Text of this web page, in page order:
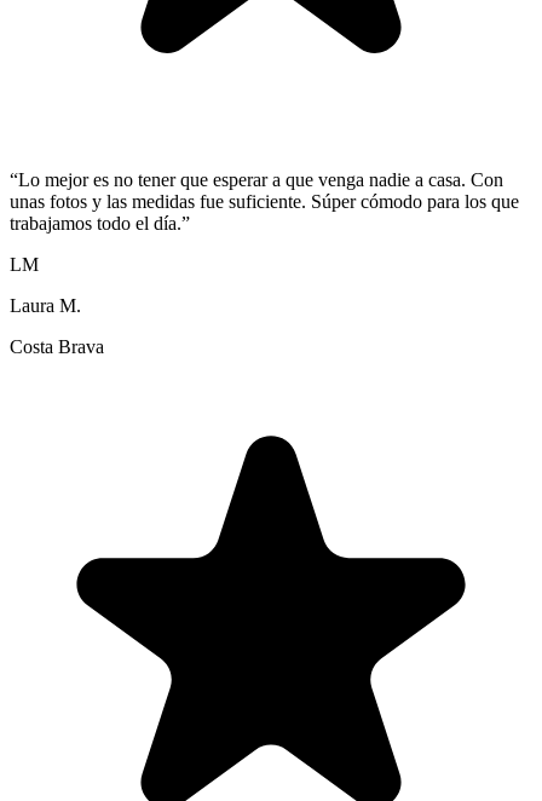
“Lo mejor es no tener que esperar a que venga nadie a casa. Con
unas fotos y las medidas fue suficiente. Súper cómodo para los que
trabajamos todo el día.”
LM
Laura M.
Costa Brava